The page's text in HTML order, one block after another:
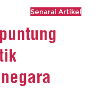
Senarai Artikel